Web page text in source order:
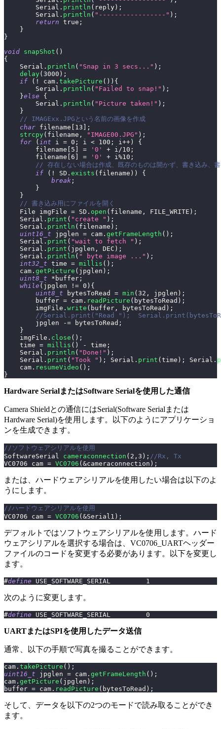
        Serial
. println ( reply ) ;
        Serial
. println ( "-----------------" ) ;
return true ;
}
}
void snapShot ( )
{
    Serial
. println ( "Snap in 3 secs..." ) ;
delay( 3000 ) ;
if
( ! cam . takePicture ( ) ) {
        Serial
. println ( "Failed to snap!" ) ;
}else
{
        Serial
. println ( "Picture taken!" ) ;
}
// IMAGExx.JPGという名前の画像を作成
char filename 13
;
strcpy( filename , "IMAGE00.JPG" ) ;
for
( int i = 0 ; i < 100 ; i++ )
{
        filename
5 = '0' + i/10 ;
        filename
6 = '0' + i%10 ;
// 存在しない場合は作成、既存のものは開かず、書き込み、
if
( ! SD . exists ( filename ) )
{
break ;
}
}
// 書き込み用にファイルを開く
    File imgFile
= SD . open ( filename , FILE_WRITE ) ;
    Serial
. print ( "create " ) ;
    Serial
. println ( filename ) ;
uint16_t jpglen = cam . getFrameLength ( ) ;
    Serial
. print ( "wait to fetch " ) ;
    Serial
. print ( jpglen , DEC ) ;
    Serial
. println ( " byte image ..." ) ;
int32_t time = millis ( ) ;
    cam
. getPicture ( jpglen ) ;
uint8_t
* buffer ;
while ( jpglen != 0 ) {
uint8_t bytesToRead = min ( 32 , jpglen ) ;
        buffer
= cam . readPicture ( bytesToRead ) ;
        imgFile
. write ( buffer , bytesToRead ) ;
//Serial.print("Read ");
        jpglen
-= bytesToRead ;
}
    imgFile
. close ( ) ;
    time
= millis ( ) - time ;
    Serial
. println ( "Done!" ) ;
    Serial
. print ( "Took " ) ; Serial . print ( time ) ; Serial .
    cam
. resumeVideo ( ) ;
}
Hardware SerialまたはSoftware Serialを使用した通信
Camera Shieldとの通信にはSerial(Software Serialまたは
Hardware Serial)を使用します。以下のようにアプリケーショ
ンを生成できます。
//ソフトウェアシリアルを使用
SoftwareSerial cameraconnection ( 2 , 3 ) ; //Rx, Tx
VC0706 cam = VC0706 ( &cameraconnection ) ;
または、ハードウェアシリアルを使用したい場合は以下のよ
うにします。
//ハードウェアシリアルを使用
VC0706 cam = VC0706 ( &Serial1 ) ;
デフォルトではソフトウェアシリアルを使用します。ハード
ウェアシリアルを選択する場合は、VC0706_UARTヘッダー
ファイルのコードを変更する必要があります。以下を変更し
ます。
#define USE_SOFTWARE_SERIAL 1
次のように変更します。
#define USE_SOFTWARE_SERIAL 0
UARTまたはSPIを使用したデータ送信
通常、以下の手順で写真を撮ることができます。
cam . takePicture ( ) ;
uint16_t jpglen = cam . getFrameLength ( ) ;
cam . getPicture ( jpglen ) ;
buffer = cam . readPicture ( bytesToRead ) ;
そして、データを以下の2つのモードで読み取ることができ
ます。